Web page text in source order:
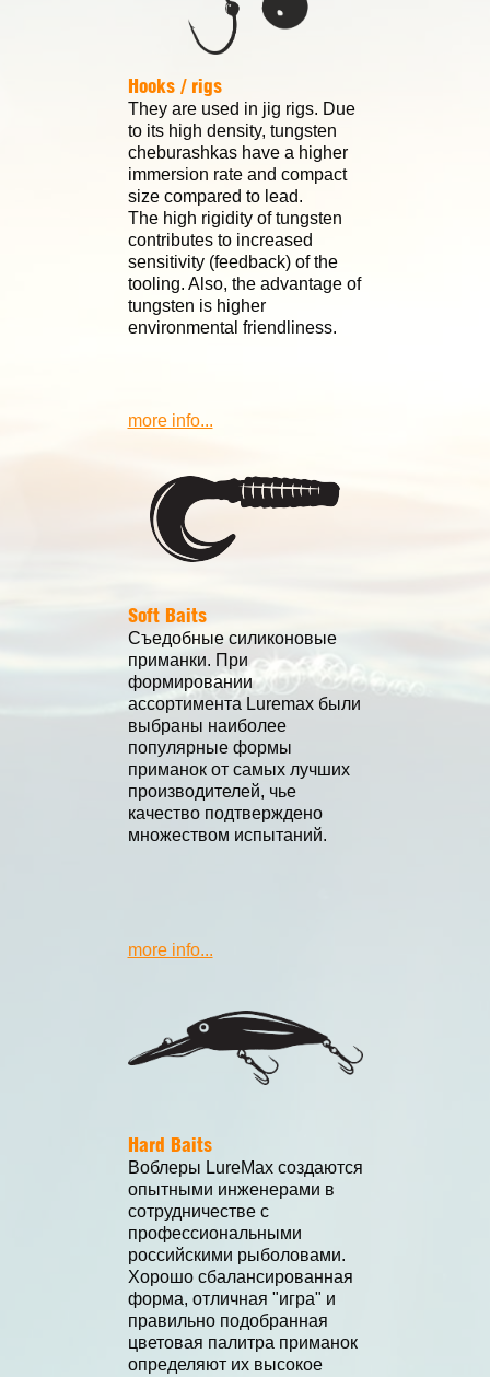
Hooks / rigs
They are used in jig rigs. Due
to its high density, tungsten
cheburashkas have a higher
immersion rate and compact
size compared to lead.
The high rigidity of tungsten
contributes to increased
sensitivity (feedback) of the
tooling. Also, the advantage of
tungsten is higher
environmental friendliness.
more info...
Soft Baits
Съедобные силиконовые
приманки. При
формировании
ассортимента Luremax были
выбраны наиболее
популярные формы
приманок от самых лучших
производителей, чье
качество подтверждено
множеством испытаний.
more info...
Hard Baits
Воблеры LureMax создаются
опытными инженерами в
сотрудничестве с
профессиональными
российскими рыболовами.
Хорошо сбалансированная
форма, отличная "игра" и
правильно подобранная
цветовая палитра приманок
определяют их высокое